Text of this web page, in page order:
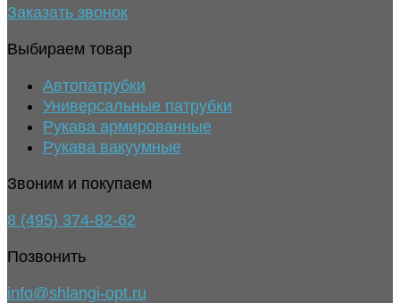
Заказать звонок
Выбираем товар
Автопатрубки
Универсальные патрубки
Рукава армированные
Рукава вакуумные
Звоним и покупаем
8 (495) 374-82-62
Позвонить
info@shlangi-opt.ru